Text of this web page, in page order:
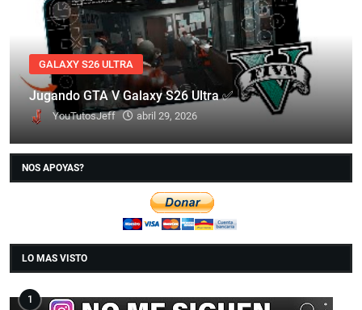
GALAXY S26 ULTRA
Jugando GTA V Galaxy S26 Ultra ✅
YouTutosJeff abril 29, 2026
NOS APOYAS?
LO MAS VISTO